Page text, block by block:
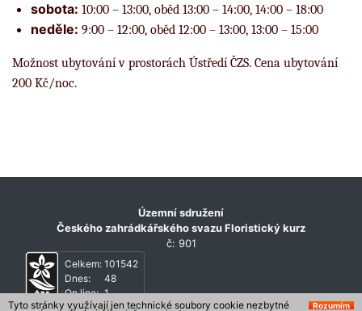
sobota: 10:00 – 13:00, oběd 13:00 – 14:00, 14:00 – 18:00
neděle: 9:00 – 12:00, oběd 12:00 – 13:00, 13:00 – 15:00
Možnost ubytování v prostorách Ústředí ČZS. Cena ubytování
200 Kč/noc.
Územní sdružení
Českého zahrádkářského svazu Floristický kurz
č: 901
Celkem:
Dnes:
On line:
101542
48
1
Rozumím
Tyto stránky využívají jen technické soubory cookie nezbytné